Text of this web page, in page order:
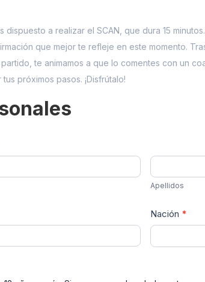
dispuesto a realizar el SCAN, que dura 15
que mejor te refleje en este momento.
te animamos a que lo comentes con un
próximos pasos. ¡Disfrútalo!
Apellidos
Nación *